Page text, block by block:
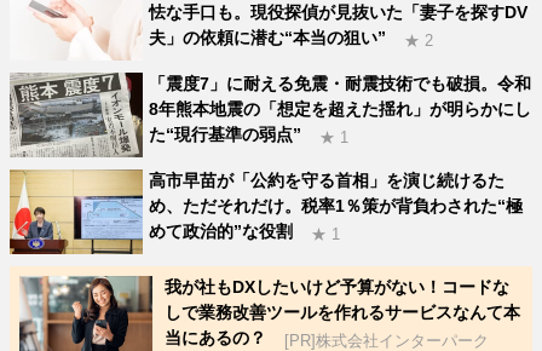
怯な手口も。現役探偵が見抜いた「妻子を探すDV
夫」の依頼に潜む“本当の狙い”
★ 2
「震度7」に耐える免震・耐震技術でも破損。令和
8年熊本地震の「想定を超えた揺れ」が明らかにし
た“現行基準の弱点”
★ 1
高市早苗が「公約を守る首相」を演じ続けるた
め、ただそれだけ。税率1％策が背負わされた“極
めて政治的”な役割
★ 1
我が社もDXしたいけど予算がない！コードな
しで業務改善ツールを作れるサービスなんて本
当にあるの？
[PR]株式会社インターパーク